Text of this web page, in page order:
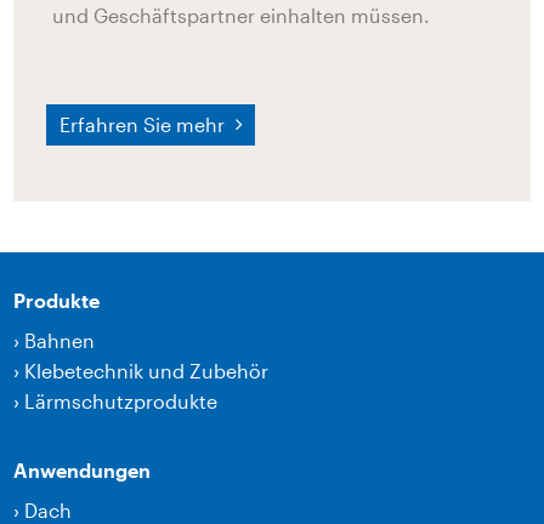
und Geschäftspartner einhalten müssen.
Erfahren Sie mehr
Produkte
› Bahnen
› Klebetechnik und Zubehör
› Lärmschutzprodukte
Anwendungen
› Dach